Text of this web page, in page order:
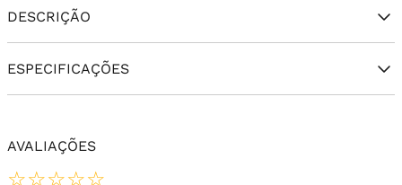
DESCRIÇÃO
ESPECIFICAÇÕES
AVALIAÇÕES
☆☆☆☆☆